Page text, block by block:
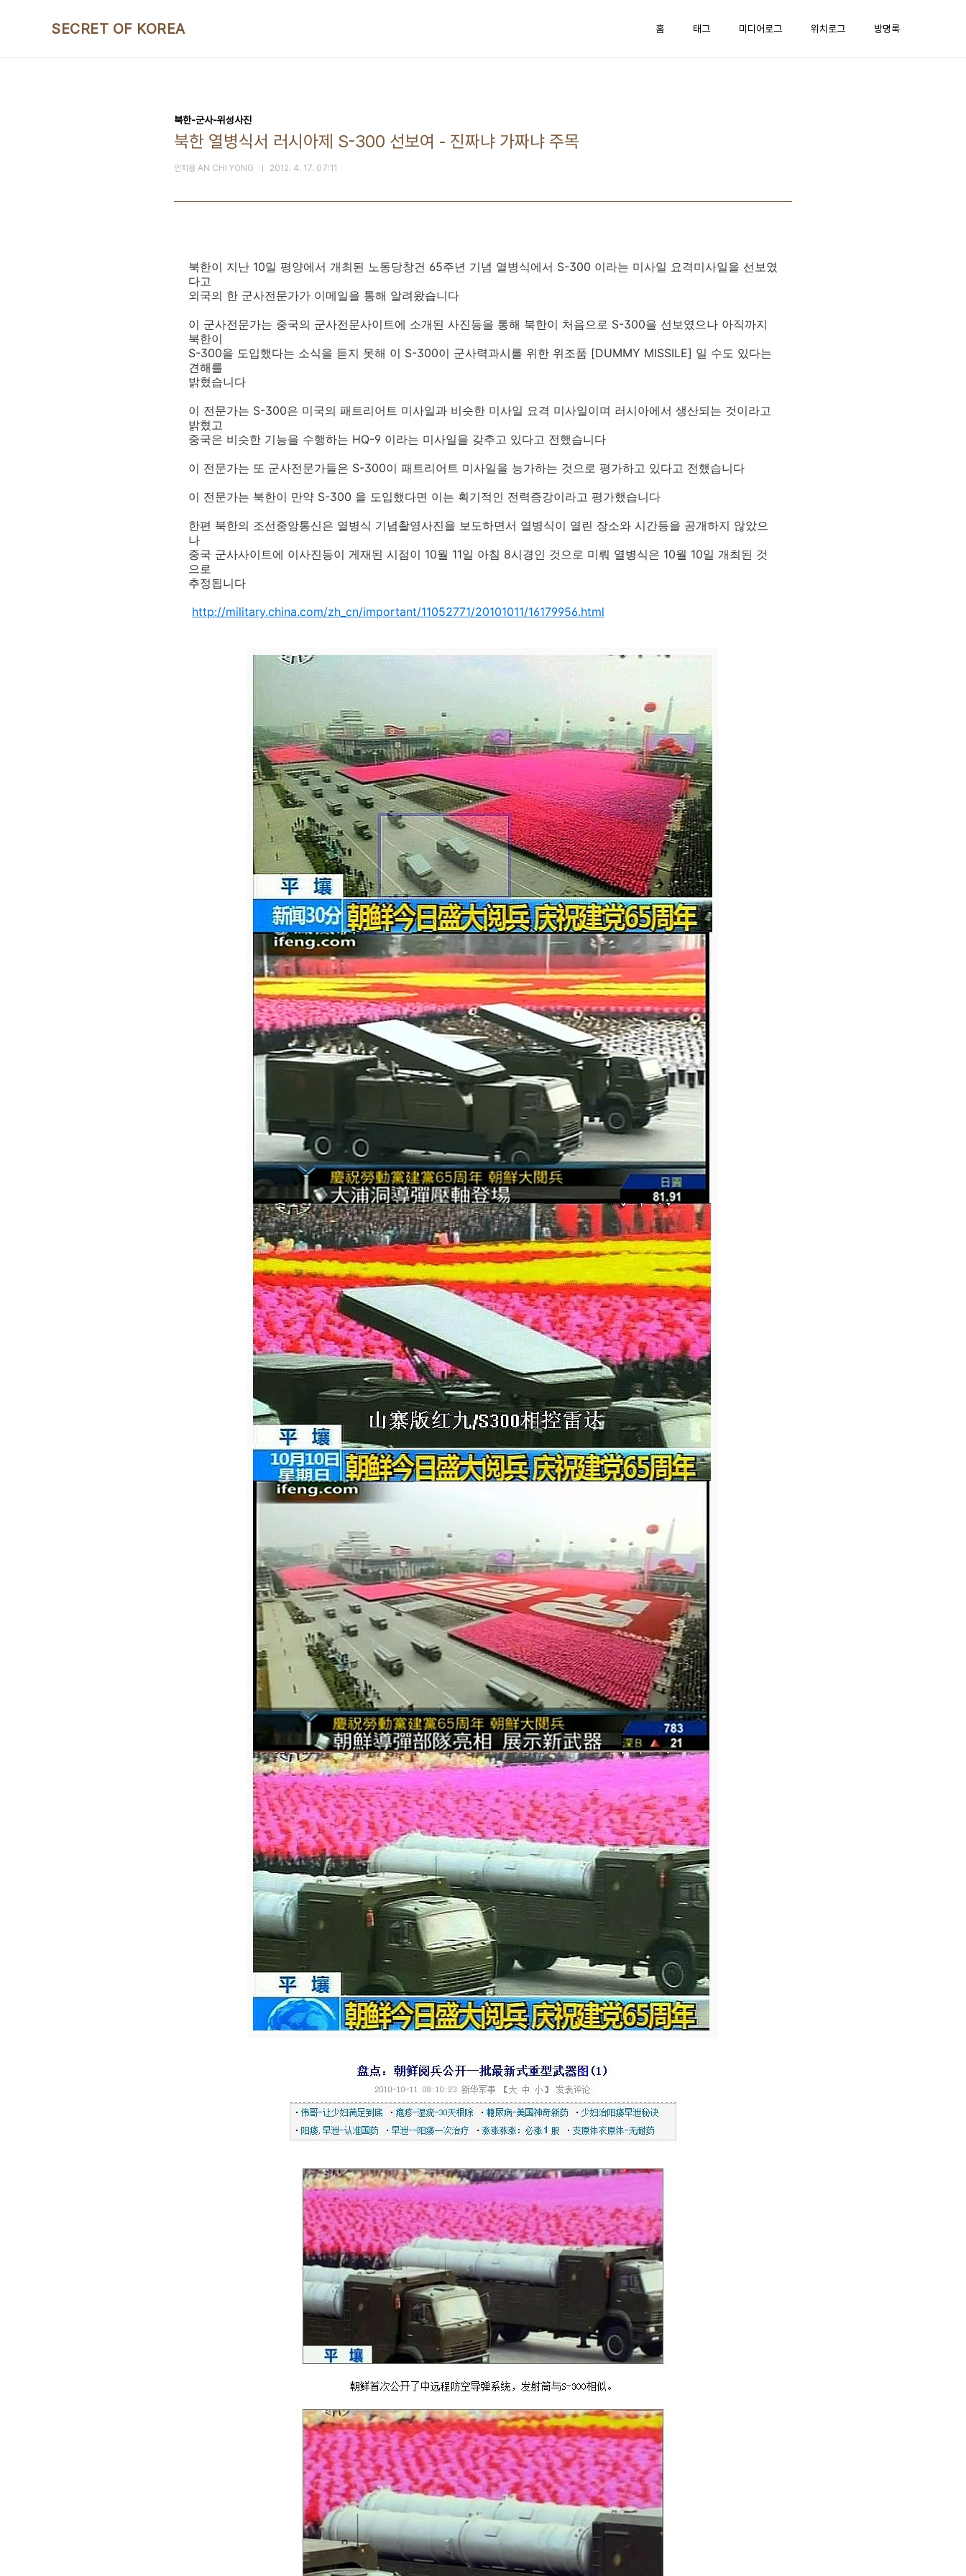
SECRET OF KOREA 홈 태그 미디어로그 위치로그 방명록
북한-군사-위성사진
북한 열병식서 러시아제 S-300 선보여 - 진짜냐 가짜냐 주목
안치용 AN CHI YONG 2012. 4. 17. 07:11
북한이 지난 10일 평양에서 개최된 노동당창건 65주년 기념 열병식에서 S-300 이라는 미사일 요격미사일을 선보였
다고
외국의 한 군사전문가가 이메일을 통해 알려왔습니다
이 군사전문가는 중국의 군사전문사이트에 소개된 사진등을 통해 북한이 처음으로 S-300을 선보였으나 아직까지
북한이
S-300을 도입했다는 소식을 듣지 못해 이 S-300이 군사력과시를 위한 위조품 [DUMMY MISSILE] 일 수도 있다는
견해를
밝혔습니다
이 전문가는 S-300은 미국의 패트리어트 미사일과 비슷한 미사일 요격 미사일이며 러시아에서 생산되는 것이라고
밝혔고
중국은 비슷한 기능을 수행하는 HQ-9 이라는 미사일을 갖추고 있다고 전했습니다
이 전문가는 또 군사전문가들은 S-300이 패트리어트 미사일을 능가하는 것으로 평가하고 있다고 전했습니다
이 전문가는 북한이 만약 S-300 을 도입했다면 이는 획기적인 전력증강이라고 평가했습니다
한편 북한의 조선중앙통신은 열병식 기념촬영사진을 보도하면서 열병식이 열린 장소와 시간등을 공개하지 않았으
나
중국 군사사이트에 이사진등이 게재된 시점이 10월 11일 아침 8시경인 것으로 미뤄 열병식은 10월 10일 개최된 것
으로
추정됩니다
http://military.china.com/zh_cn/important/11052771/20101011/16179956.html